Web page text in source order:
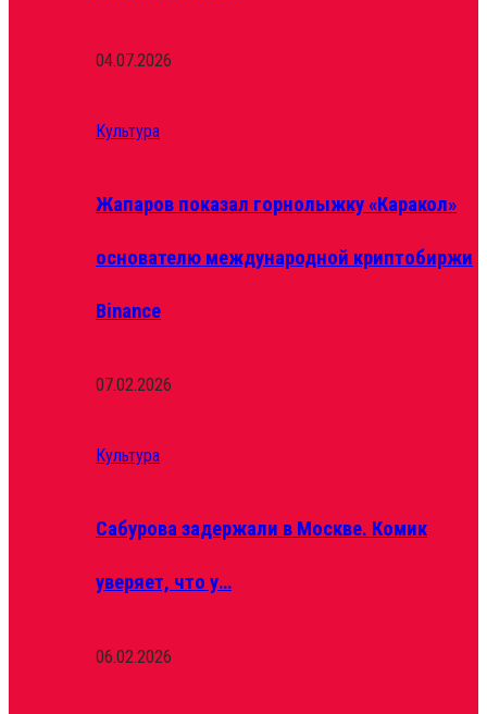
04.07.2026
Культура
Жапаров показал горнолыжку «Каракол»
основателю международной криптобиржи
Binance
07.02.2026
Культура
Сабурова задержали в Москве. Комик
уверяет, что у…
06.02.2026